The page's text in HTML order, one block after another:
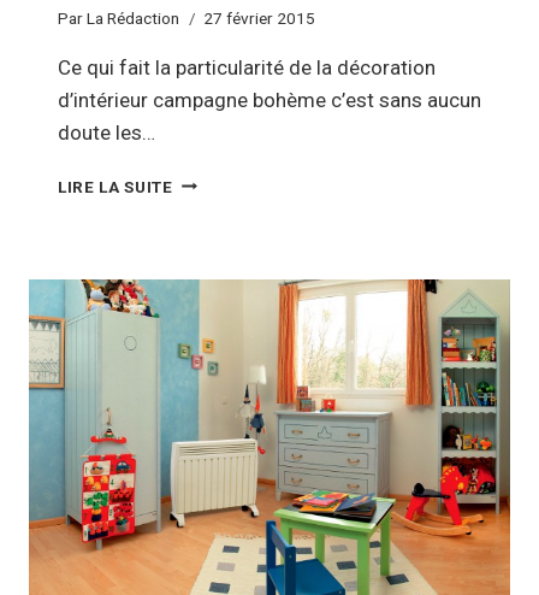
ParLa Rédaction 27 février 2015
Ce qui fait la particularité de la décoration
d’intérieur campagne bohème c’est sans aucun
doute les…
LIRE LA SUITEPOUR
NATURE
DE
CHARME,
LE
CAMPAGNE
BOHÈME